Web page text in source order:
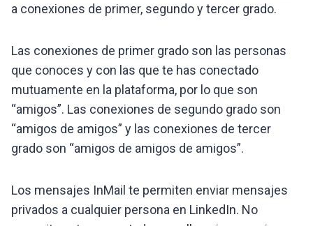
a conexiones de primer, segundo y tercer grado.
Las conexiones de primer grado son las personas
que conoces y con las que te has conectado
mutuamente en la plataforma, por lo que son
“amigos”. Las conexiones de segundo grado son
“amigos de amigos” y las conexiones de tercer
grado son “amigos de amigos de amigos”.
Los mensajes InMail te permiten enviar mensajes
privados a cualquier persona en LinkedIn. No